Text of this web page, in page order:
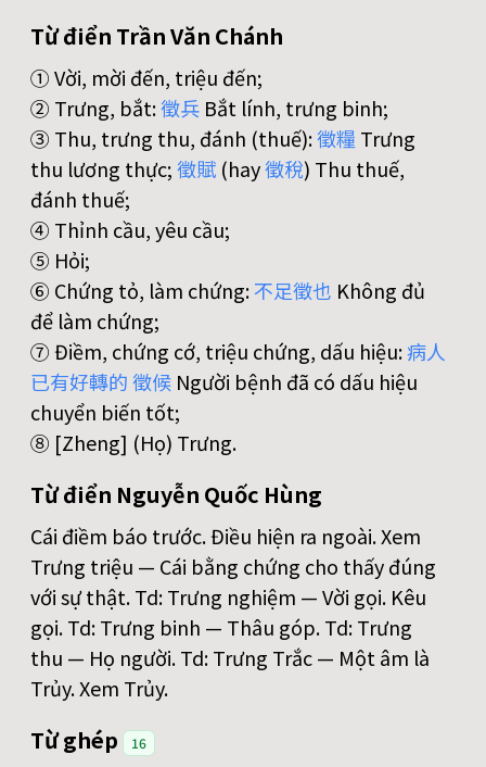
Từ điển Trần Văn Chánh
① Vời, mời đến, triệu đến;
② Trưng, bắt:徵兵 Bắt lính, trưng binh;
③ Thu, trưng thu, đánh (thuế):徵糧 Trưng
thu lương thực;徵賦 (hay徵稅) Thu thuế,
đánh thuế;
④ Thỉnh cầu, yêu cầu;
⑤ Hỏi;
⑥ Chứng tỏ, làm chứng:不足徵也 Không đủ
để làm chứng;
⑦ Điềm, chứng cớ, triệu chứng, dấu hiệu:病人
已有好轉的徵候 Người bệnh đã có dấu hiệu
chuyển biến tốt;
⑧ [Zheng] (Họ) Trưng.
Từ điển Nguyễn Quốc Hùng
Cái điềm báo trước. Điều hiện ra ngoài. Xem
Trưng triệu — Cái bằng chứng cho thấy đúng
với sự thật. Td: Trưng nghiệm — Vời gọi. Kêu
gọi. Td: Trưng binh — Thâu góp. Td: Trưng
thu — Họ người. Td: Trưng Trắc — Một âm là
Trủy. Xem Trủy.
Từ ghép 16